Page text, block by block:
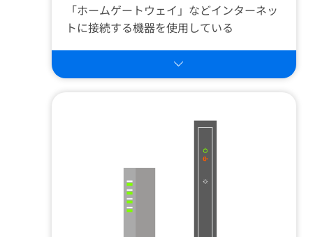
「ホームゲートウェイ」などインターネッ
トに接続する機器を使用している